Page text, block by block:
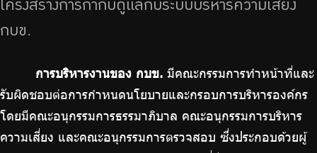
ไทย | Eng
โครงสร้างการกำกับดูแลกับระบบบริหารความเสี่ยง
กบข.
การบริหารงานของ กบข. มีคณะกรรมการทำหน้าที่และ
รับผิดชอบต่อการกำหนดนโยบายและกรอบการบริหารองค์กร
โดยมีคณะอนุกรรมการธรรมาภิบาล คณะอนุกรรมการบริหาร
ความเสี่ยง และคณะอนุกรรมการตรวจสอบ ซึ่งประกอบด้วยผู้